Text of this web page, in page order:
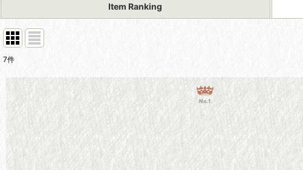
Item Ranking
7件
No.1